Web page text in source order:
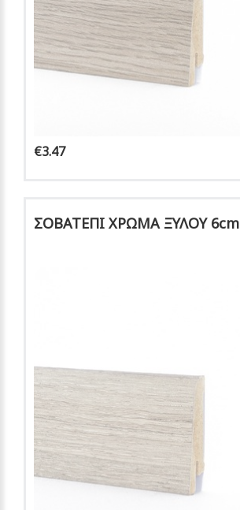
€3.47
ΣΟΒΑΤΕΠΙ ΧΡΩΜΑ ΞΥΛΟΥ 6cm